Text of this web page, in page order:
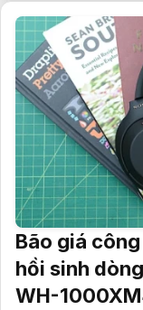
Bão giá
hồi sinh
WH-